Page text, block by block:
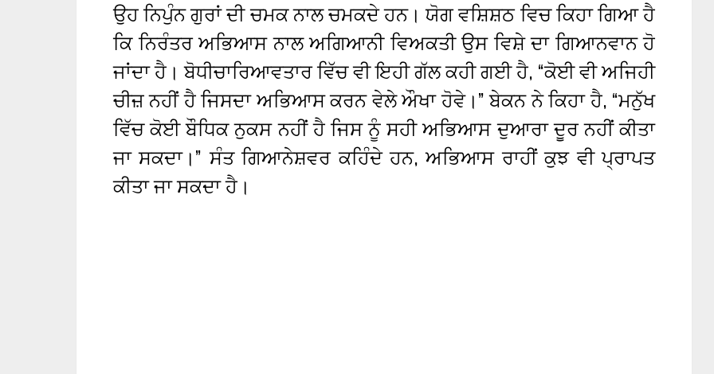
ਉਹ ਨਿਪੁੰਨ ਗੁਰਾਂ ਦੀ ਚਮਕ ਨਾਲ ਚਮਕਦੇ ਹਨ। ਯੋਗ ਵਸ਼ਿਸ਼ਠ ਵਿਚ ਕਿਹਾ ਗਿਆ ਹੈ
ਕਿ ਨਿਰੰਤਰ ਅਭਿਆਸ ਨਾਲ ਅਗਿਆਨੀ ਵਿਅਕਤੀ ਉਸ ਵਿਸ਼ੇ ਦਾ ਗਿਆਨਵਾਨ ਹੋ
ਜਾਂਦਾ ਹੈ। ਬੋਧੀਚਾਰਿਆਵਤਾਰ ਵਿੱਚ ਵੀ ਇਹੀ ਗੱਲ ਕਹੀ ਗਈ ਹੈ, “ਕੋਈ ਵੀ ਅਜਿਹੀ
ਚੀਜ਼ ਨਹੀਂ ਹੈ ਜਿਸਦਾ ਅਭਿਆਸ ਕਰਨ ਵੇਲੇ ਔਖਾ ਹੋਵੇ।” ਬੇਕਨ ਨੇ ਕਿਹਾ ਹੈ, “ਮਨੁੱਖ
ਵਿੱਚ ਕੋਈ ਬੌਧਿਕ ਨੁਕਸ ਨਹੀਂ ਹੈ ਜਿਸ ਨੂੰ ਸਹੀ ਅਭਿਆਸ ਦੁਆਰਾ ਦੂਰ ਨਹੀਂ ਕੀਤਾ
ਜਾ ਸਕਦਾ।” ਸੰਤ ਗਿਆਨੇਸ਼ਵਰ ਕਹਿੰਦੇ ਹਨ, ਅਭਿਆਸ ਰਾਹੀਂ ਕੁਝ ਵੀ ਪ੍ਰਾਪਤ
ਕੀਤਾ ਜਾ ਸਕਦਾ ਹੈ।